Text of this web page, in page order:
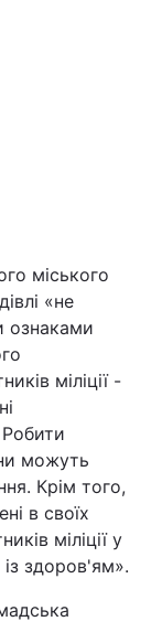
міського
«не
ознаками
міліції -
можуть
Крім того,
в своїх
міліції у
здоров'ям».